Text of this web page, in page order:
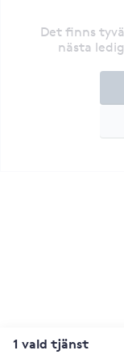
Det finns
nästa
1 vald tjänst